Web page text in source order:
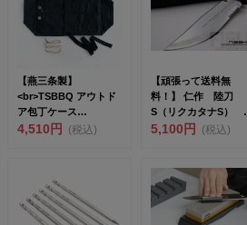
【燕三条製】
<br>TSBBQ アウトド
ア包丁ケース
［TSBBQ-020...
4,510円 (税込)
【頑張って送料無
料！】 仁作 陸刀
S（リクカタナS）
NO.811 NO.810陸刀...
5,100円 (税込)